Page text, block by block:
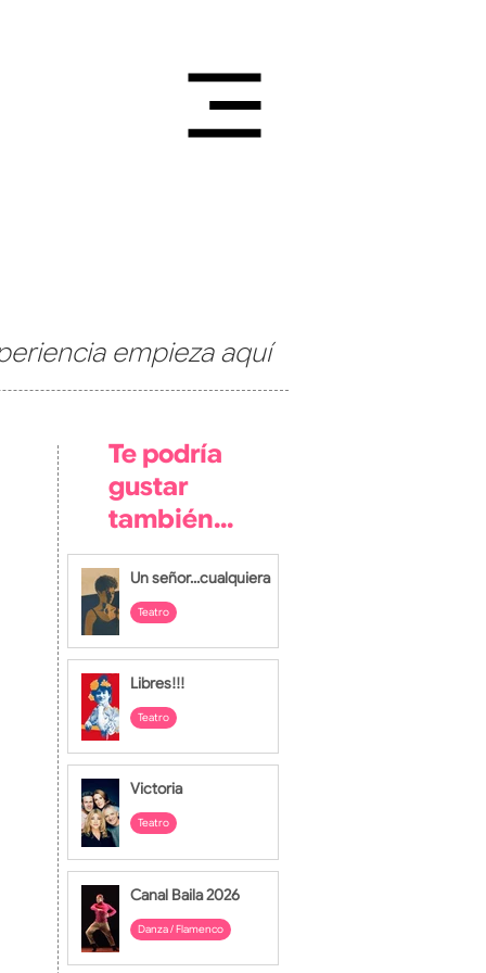
empieza aquí
Te podría
gustar
también...
Un señor...cualquiera
Teatro
Libres!!!
Teatro
Victoria
Teatro
Canal Baila 2026
Danza / Flamenco